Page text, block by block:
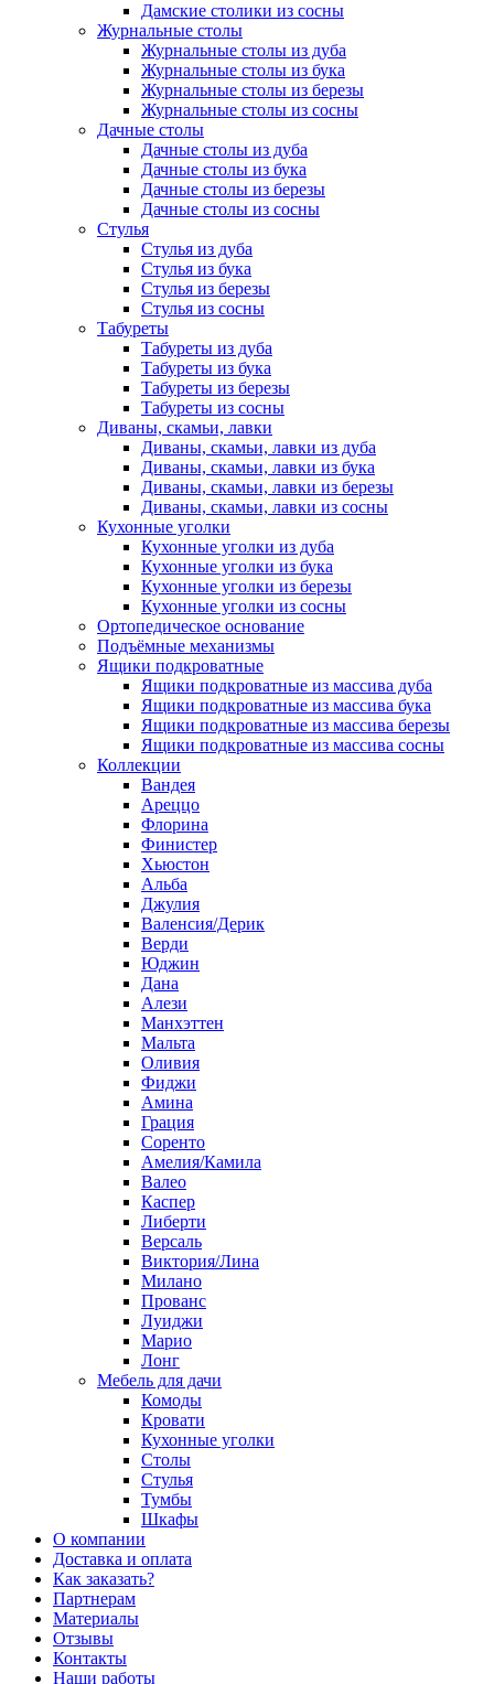
Дамские столики из сосны
Журнальные столы
Журнальные столы из дуба
Журнальные столы из бука
Журнальные столы из березы
Журнальные столы из сосны
Дачные столы
Дачные столы из дуба
Дачные столы из бука
Дачные столы из березы
Дачные столы из сосны
Стулья
Стулья из дуба
Стулья из бука
Стулья из березы
Стулья из сосны
Табуреты
Табуреты из дуба
Табуреты из бука
Табуреты из березы
Табуреты из сосны
Диваны, скамьи, лавки
Диваны, скамьи, лавки из дуба
Диваны, скамьи, лавки из бука
Диваны, скамьи, лавки из березы
Диваны, скамьи, лавки из сосны
Кухонные уголки
Кухонные уголки из дуба
Кухонные уголки из бука
Кухонные уголки из березы
Кухонные уголки из сосны
Ортопедическое основание
Подъёмные механизмы
Ящики подкроватные
Ящики подкроватные из массива дуба
Ящики подкроватные из массива бука
Ящики подкроватные из массива березы
Ящики подкроватные из массива сосны
Коллекции
Вандея
Ареццо
Флорина
Финистер
Хьюстон
Альба
Джулия
Валенсия/Дерик
Верди
Юджин
Дана
Алези
Манхэттен
Мальта
Оливия
Фиджи
Амина
Грация
Соренто
Амелия/Камила
Валео
Каспер
Либерти
Версаль
Виктория/Лина
Милано
Прованс
Луиджи
Марио
Лонг
Мебель для дачи
Комоды
Кровати
Кухонные уголки
Столы
Стулья
Тумбы
Шкафы
О компании
Доставка и оплата
Как заказать?
Партнерам
Материалы
Отзывы
Контакты
Наши работы